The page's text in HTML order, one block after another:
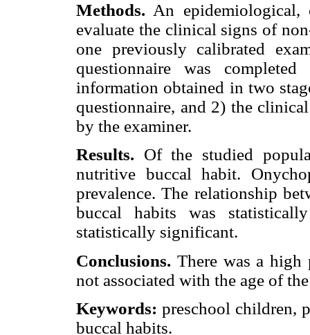
Methods. An epidemiological,
evaluate the clinical signs of
one previously calibrated
questionnaire was
information obtained in two
questionnaire, and 2) the
by the examiner.
Results. Of the studied
nutritive buccal habit.
prevalence. The relationship
buccal habits was
statistically significant.
Conclusions. There was a high
not associated with the age of
Keywords: preschool children,
buccal habits.